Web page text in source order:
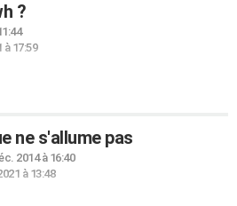
?
à 17:59
ne s'allume pas
2014 à 16:40
à 13:48